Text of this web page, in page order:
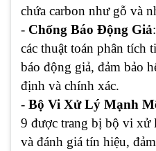
chứa carbon như gỗ và
- Chống Báo Động Giả
các thuật toán phân tích
báo động giả, đảm bảo
định và chính xác.
- Bộ Vi Xử Lý Mạnh
9 được trang bị bộ vi xử
và đánh giá tín hiệu,